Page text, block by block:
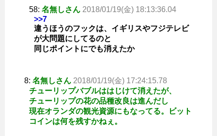
58: 名無しさん 2018/01/19(金) 18:13:36.04
>>7
違うほうのフックは、イギリスやフジテレビ
が大問題にしてるのと
同じポイントにでも消えたか
8: 名無しさん 2018/01/19(金) 17:24:15.78
チューリップバブルははじけて消えたが、
チューリップの花の品種改良は進んだし
現在オランダの観光資源にもなってる。ビット
コインは何を残すかねぇ。